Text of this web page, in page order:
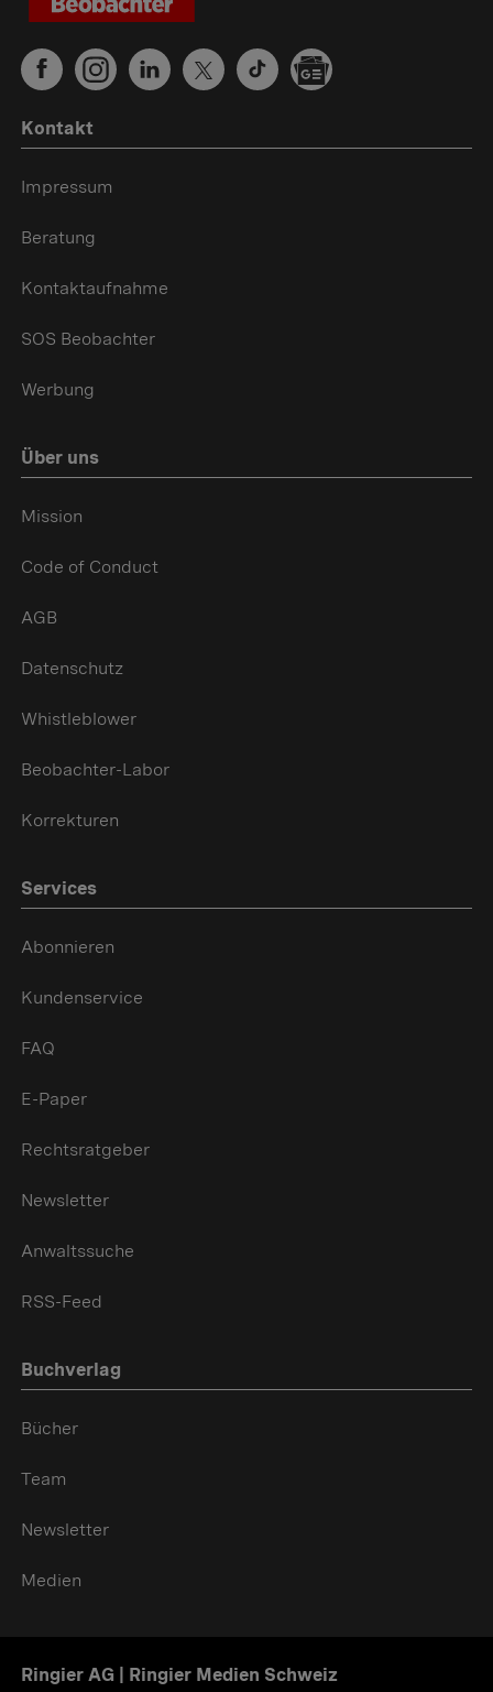
Kontakt
Impressum
Beratung
Kontaktaufnahme
SOS Beobachter
Werbung
Über uns
Mission
Code of Conduct
AGB
Datenschutz
Whistleblower
Beobachter-Labor
Korrekturen
Services
Abonnieren
Kundenservice
FAQ
E-Paper
Rechtsratgeber
Newsletter
Anwaltssuche
RSS-Feed
Buchverlag
Bücher
Team
Newsletter
Medien
Ringier AG | Ringier Medien Schweiz